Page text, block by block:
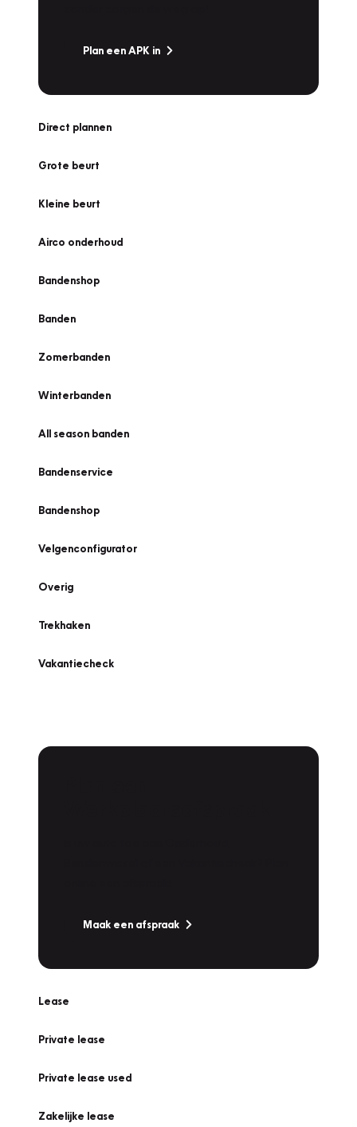
Plan een APK in
Direct plannen
Grote beurt
Kleine beurt
Airco onderhoud
Bandenshop
Banden
Zomerbanden
Winterbanden
All season banden
Bandenservice
Bandenshop
Velgenconfigurator
Overig
Trekhaken
Vakantiecheck
Maak een afspraak
Lease
Private lease
Private lease used
Zakelijke lease